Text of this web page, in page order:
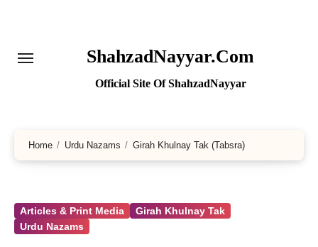
ShahzadNayyar.Com
Official Site Of ShahzadNayyar
Home Urdu Nazams Girah Khulnay Tak (Tabsra)
Articles & Print Media
Girah Khulnay Tak
Urdu Nazams